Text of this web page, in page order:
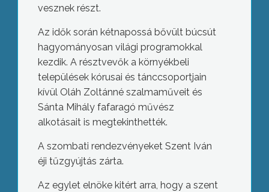
vesznek részt.
Az idők során kétnapossá bővült búcsút
hagyományosan világi programokkal
kezdik. A résztvevők a környékbeli
települések kórusai és tánccsoportjain
kívül Oláh Zoltánné szalmaműveit és
Sánta Mihály fafaragó művész
alkotásait is megtekinthették.
A szombati rendezvényeket Szent Iván
éji tűzgyújtás zárta.
Az egylet elnöke kitért arra, hogy a szent